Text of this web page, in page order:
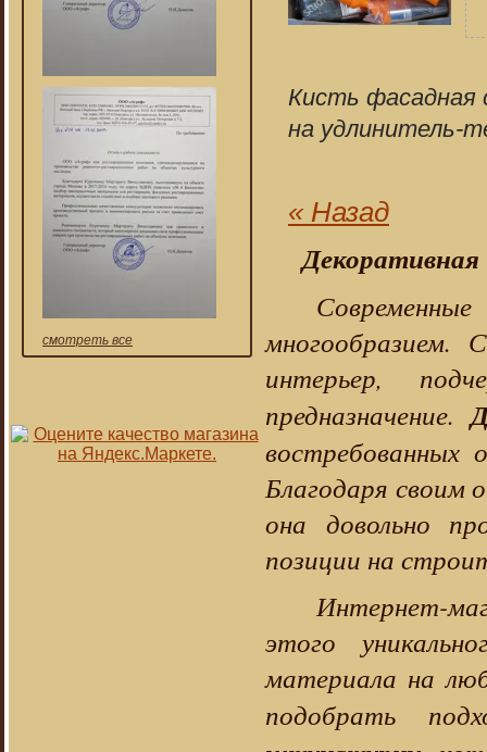
смотреть все
Кисть фасадная
на удлинитель-
« Назад
многообразием.
интерьер, п
предназначение.
востребованных
Благодаря своим
она довольно
позиции на
Интернет-
этого
материала на
подобрать